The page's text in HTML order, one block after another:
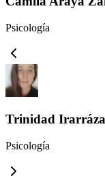
Psicología
Trinidad
Psicología